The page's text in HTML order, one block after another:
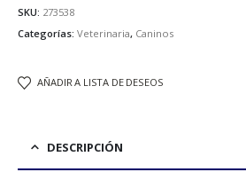
SKU: 273538
Categorías: Veterinaria, Caninos
AÑADIR A LISTA DE DESEOS
DESCRIPCIÓN